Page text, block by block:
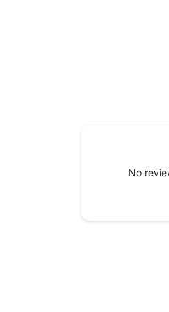
No